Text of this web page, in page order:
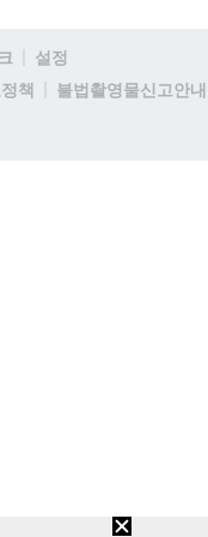
설정
책
불법촬영물신고안내